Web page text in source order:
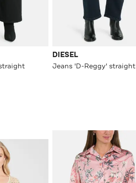
DIESEL
Jeans 'D-Reggy' straight